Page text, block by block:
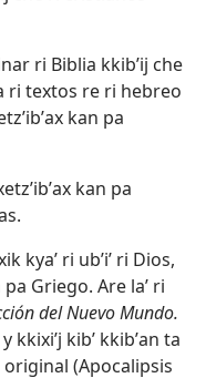
ri Biblia kkibʼij che
ri textos re ri hebreo
kan pa
kan pa
kyaʼ ri ubʼiʼ ri Dios,
Griego. Are laʼ ri
del Nuevo Mundo.
kkixiʼj kibʼ kkibʼan ta
original (Apocalipsis